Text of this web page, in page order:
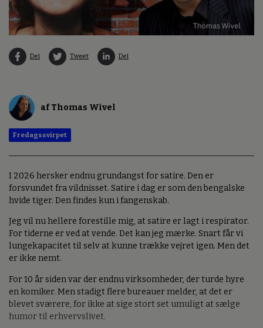
Del Tweet Del
af Thomas Wivel
Fredagssvirpet
I 2026 hersker endnu grundangst for satire. Den er
forsvundet fra vildnisset. Satire i dag er som den bengalske
hvide tiger. Den findes kun i fangenskab.
Jeg vil nu hellere forestille mig, at satire er lagt i respirator.
For tiderne er ved at vende. Det kan jeg mærke. Snart får vi
lungekapacitet til selv at kunne trække vejret igen. Men det
er ikke nemt.
For 10 år siden var der endnu virksomheder, der turde hyre
en komiker. Men stadigt flere bureauer melder, at det er
blevet sværere, for ikke at sige stort set umuligt at sælge
humor til erhvervslivet.